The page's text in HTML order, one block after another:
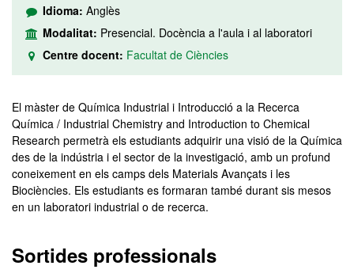
Idioma: Anglès
Modalitat: Presencial. Docència a l'aula i al laboratori
Centre docent: Facultat de Ciències
El màster de Química Industrial i Introducció a la Recerca
Química / Industrial Chemistry and Introduction to Chemical
Research permetrà els estudiants adquirir una visió de la Química
des de la indústria i el sector de la investigació, amb un profund
coneixement en els camps dels Materials Avançats i les
Biociències. Els estudiants es formaran també durant sis mesos
en un laboratori industrial o de recerca.
Sortides professionals